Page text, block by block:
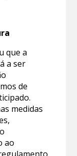
que a
a ser
de
medidas
ao